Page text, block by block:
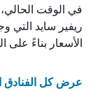
في الوقت
ريفير سايد التي
الأسعار بناءً على
عرض كل الفنادق